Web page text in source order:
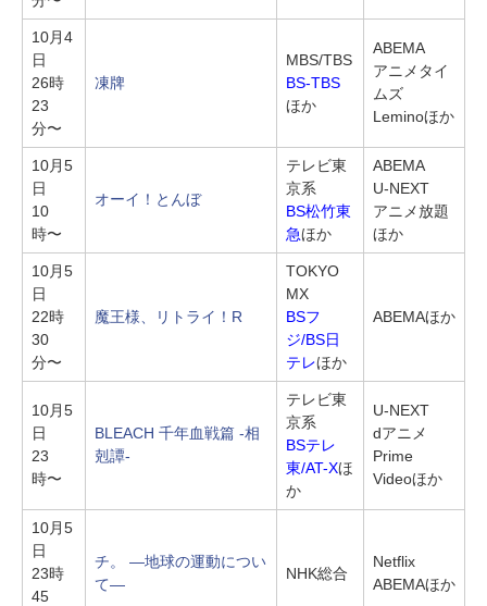
10月4
日
26時
23
分〜
凍牌
MBS/TBS
BS-TBS
ほか
ABEMA
アニメタイ
ムズ
Leminoほか
10月5
日
10
時〜
オーイ！とんぼ
テレビ東
京系
BS松竹東
急ほか
ABEMA
U-NEXT
アニメ放題
ほか
10月5
日
22時
30
分〜
魔王様、リトライ！R
TOKYO
MX
BSフ
ジ/BS日
テレほか
ABEMAほか
10月5
日
23
時〜
BLEACH 千年血戦篇 -相
剋譚-
テレビ東
京系
BSテレ
東/AT-Xほ
か
U-NEXT
dアニメ
Prime
Videoほか
10月5
日
23時
45
チ。 ―地球の運動につい
て―
NHK総合
Netflix
ABEMAほか